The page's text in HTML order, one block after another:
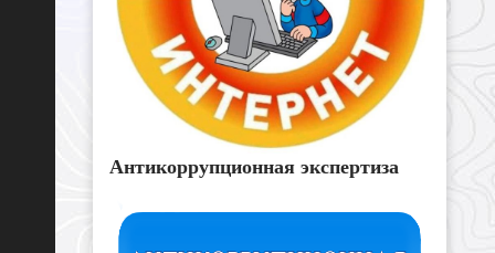
Антикоррупционная экспертиза